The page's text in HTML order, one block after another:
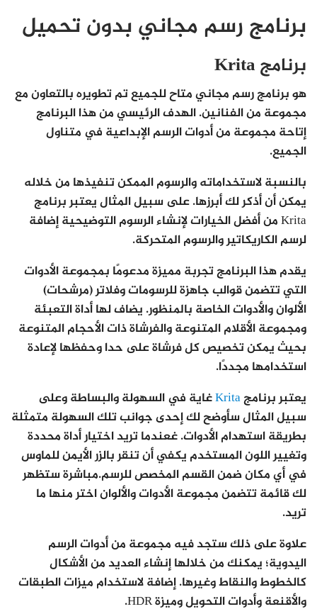
برنامج رسم مجاني بدون تحميل
برنامج Krita
هو برنامج رسم مجاني متاح للجميع تم تطويره بالتعاون مع
مجموعة من الفنانين. الهدف الرئيسي من هذا البرنامج
إتاحة مجموعة من أدوات الرسم الإبداعية في متناول
الجميع.
بالنسبة لاستخداماته والرسوم الممكن تنفيذها من خلاله
يمكن أن أذكر لك أبرزها. على سبيل المثال يعتبر برنامج
Krita من أفضل الخيارات لإنشاء الرسوم التوضيحية إضافة
لرسم الكاريكاتير والرسوم المتحركة.
يقدم هذا البرنامج تجربة مميزة مدعومًا بمجموعة الأدوات
التي تتضمن قوالب جاهزة للرسومات وفلاتر (مرشحات)
الألوان والأدوات الخاصة بالمنظور. يضاف لها أداة التعبئة
ومجموعة الأقلام المتنوعة والفرشاة ذات الأحجام المتنوعة
بحيث يمكن تخصيص كل فرشاة على حدا وحفظها لإعادة
استخدامها مجددًا.
يعتبر برنامجKritaغاية في السهولة والبساطة وعلى
سبيل المثال سأوضح لك إحدى جوانب تلك السهولة متمثلة
بطريقة استهدام الأدوات. غعندما تريد اختيار أداة محددة
وتغيير اللون المستخدم يكفي أن تنقر بالزر الأيمن للماوس
في أي مكان ضمن القسم المخصص للرسم.مباشرة ستظهر
لك قائمة تتضمن مجموعة الأدوات والألوان اختر منها ما
تريد.
علاوة على ذلك ستجد فيه مجموعة من أدوات الرسم
اليدوية؛ يمكنك من خلالها إنشاء العديد من الأشكال
كالخطوط والنقاط وغيرها. إضافة لاستخدام ميزات الطبقات
والأقنعة وأدوات التحويل وميزة HDR.